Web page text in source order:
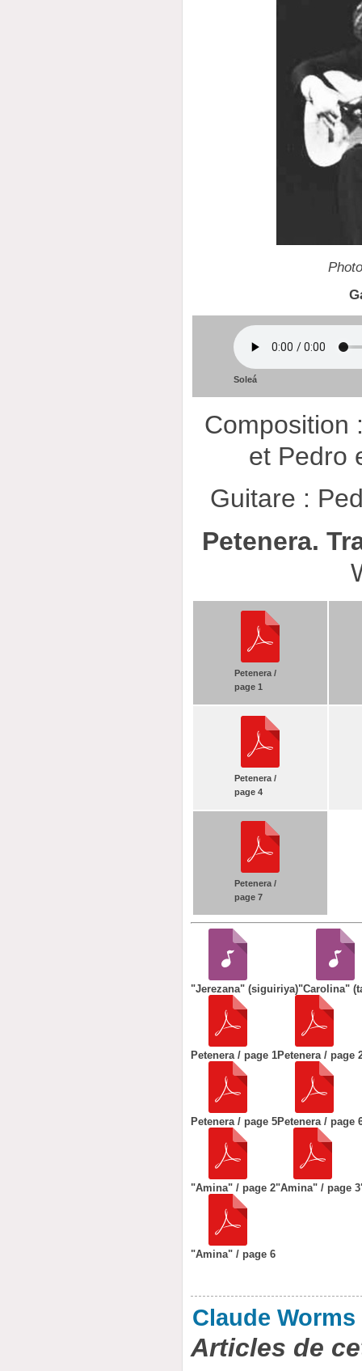
Soleá
Composition
et Pedro
Guitare :
Petenera.
Petenera /
page 1
Petenera /
page 4
Petenera /
page 7
"Jerezana" (siguiriya)"Carolina"
Petenera / page 1Petenera / page
Petenera / page 5Petenera / page
"Amina" / page 2"Amina" / page 3
"Amina" / page 6
Claude Worms
Articles de